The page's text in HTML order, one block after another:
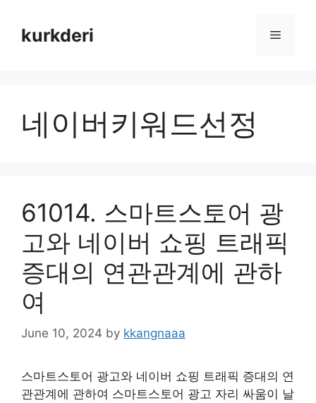
contentkurkderi Menu
네이버키워드선정
61014. 스마트스토어 광
고와 네이버 쇼핑 트래픽
증대의 연관관계에 관하
여
June 10, 2024 by kkangnaaa
스마트스토어 광고와 네이버 쇼핑 트래픽 증대의 연
관관계에 관하여 스마트스토어 광고 자리 싸움이 날